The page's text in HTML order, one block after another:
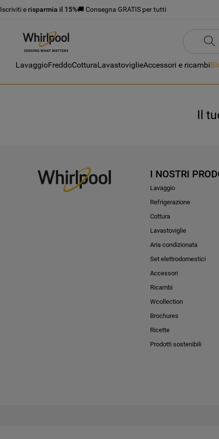
Iscriviti e risparmia il 15%🚚 Consegna GRATIS per tutti
LavaggioFreddoCotturaLavastoviglieAccessori e ricambi
Il
I NOSTRI
Lavaggio
Refrigerazione
Cottura
Lavastoviglie
Aria condizionata
Set elettrodomestici
Accessori
Ricambi
Wcollection
Brochures
Ricette
Prodotti sostenibili